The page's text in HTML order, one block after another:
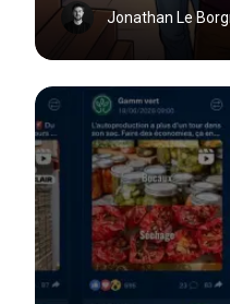
Jonathan Le